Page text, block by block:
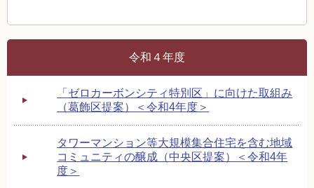
令和４年度
「ゼロカーボンシティ特別区」に向けた取組み
（葛飾区提案）＜令和4年度＞
タワーマンション等大規模集合住宅を含む地域
コミュニティの醸成（中央区提案）＜令和4年
度＞